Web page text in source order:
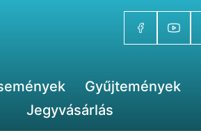
Gyűjtemények
Jegyvásárlás